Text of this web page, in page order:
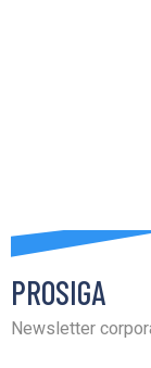
PROSIGA
Newsletter